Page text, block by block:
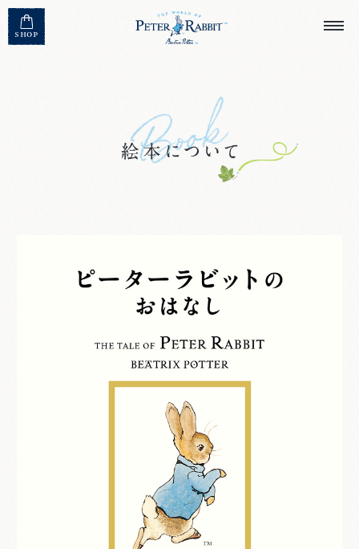
SHOP
MENU CLOSE